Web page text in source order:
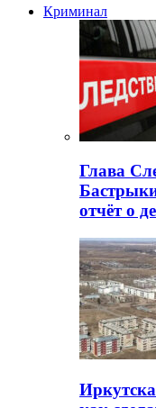
Криминал
Глава
отчёт о